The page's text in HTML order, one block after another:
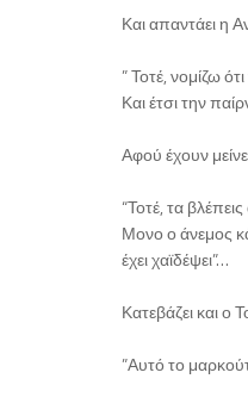
Και απαντάει η
” Τοτέ, νομίζω
Και έτσι την
Αφού έχουν
“Τοτέ, τα
Μονο ο άνεμος
έχει χαϊδέψει”…
Κατεβάζει και ο
”Αυτό το